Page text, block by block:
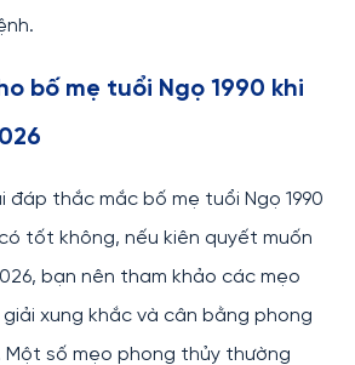
bố mẹ tuổi Ngọ 1990 khi
đáp thắc mắc bố mẹ tuổi Ngọ 1990
tốt không, nếu kiên quyết muốn
bạn nên tham khảo các mẹo
xung khắc và cân bằng phong
Một số mẹo phong thủy thường